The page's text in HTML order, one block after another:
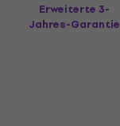
Erweiterte 3-
Jahres-Garantie